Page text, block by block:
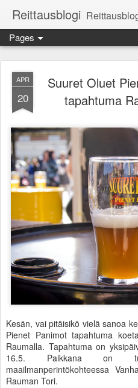
Reittausblogi Reittausblogi on raumalaisen olutharrastajan blogi. Reittaus
Pages
APR
20
Suuret Oluet
tapahtuma
Kesän, vai pitäisikö vielä sanoa
Pienet Panimot tapahtuma
Raumalla. Tapahtuma on
16.5. Paikkana on
maailmanperintökohteessa
Rauman Tori.